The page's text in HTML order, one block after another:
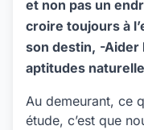
et non pas un
croire toujours à
son destin, -Aider
aptitudes
Au demeurant, ce
étude, c’est que